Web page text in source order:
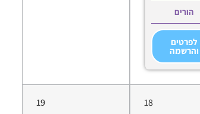
הורים
לפרטים
והרשמה
18
19